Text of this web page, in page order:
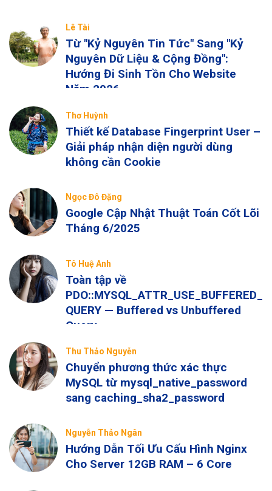
Lê Tài
Từ "Kỷ Nguyên Tin Tức" Sang "Kỷ
Nguyên Dữ Liệu & Cộng Đồng":
Hướng Đi Sinh Tồn Cho Website
Năm 2026
Thơ Huỳnh
Thiết kế Database Fingerprint User –
Giải pháp nhận diện người dùng
không cần Cookie
Ngọc Đô Đặng
Google Cập Nhật Thuật Toán Cốt Lõi
Tháng 6/2025
Tô Huệ Anh
Toàn tập về
PDO::MYSQL_ATTR_USE_BUFFERED_
QUERY — Buffered vs Unbuffered
Query
Thu Thảo Nguyễn
Chuyển phương thức xác thực
MySQL từ mysql_native_password
sang caching_sha2_password
Nguyễn Thảo Ngân
Hướng Dẫn Tối Ưu Cấu Hình Nginx
Cho Server 12GB RAM – 6 Core